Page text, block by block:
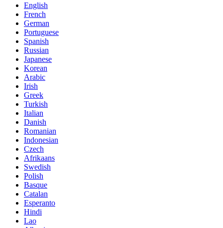
English
French
German
Portuguese
Spanish
Russian
Japanese
Korean
Arabic
Irish
Greek
Turkish
Italian
Danish
Romanian
Indonesian
Czech
Afrikaans
Swedish
Polish
Basque
Catalan
Esperanto
Hindi
Lao